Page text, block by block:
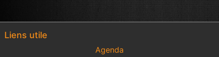
Liens utile
Agenda